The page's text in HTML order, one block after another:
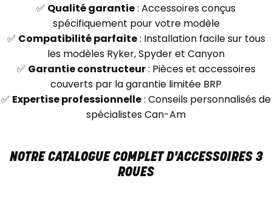
✅ Qualité garantie: Accessoires conçus
spécifiquement pour votre modèle
✅ Compatibilité parfaite: Installation facile sur tous
les modèles Ryker, Spyder et Canyon
✅ Garantie constructeur: Pièces et accessoires
couverts par la garantie limitée BRP
✅ Expertise professionnelle: Conseils personnalisés de
spécialistes Can-Am
NOTRE CATALOGUE COMPLET D'ACCESSOIRES 3
ROUES